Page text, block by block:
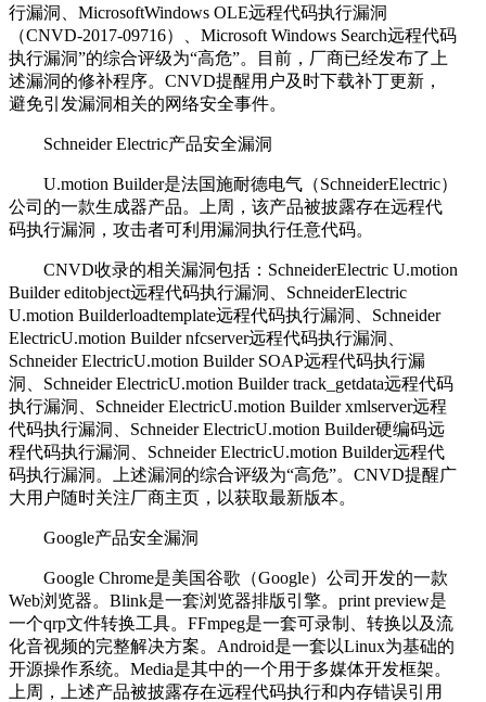
行漏洞、MicrosoftWindows OLE远程代码执行漏洞
（CNVD-2017-09716）、Microsoft Windows Search远程代码
执行漏洞”的综合评级为“高危”。目前，厂商已经发布了上
述漏洞的修补程序。CNVD提醒用户及时下载补丁更新，
避免引发漏洞相关的网络安全事件。
Schneider Electric产品安全漏洞
U.motion Builder是法国施耐德电气（SchneiderElectric）
公司的一款生成器产品。上周，该产品被披露存在远程代
码执行漏洞，攻击者可利用漏洞执行任意代码。
CNVD收录的相关漏洞包括：SchneiderElectric U.motion
Builder editobject远程代码执行漏洞、SchneiderElectric
U.motion Builderloadtemplate远程代码执行漏洞、Schneider
ElectricU.motion Builder nfcserver远程代码执行漏洞、
Schneider ElectricU.motion Builder SOAP远程代码执行漏
洞、Schneider ElectricU.motion Builder track_getdata远程代码
执行漏洞、Schneider ElectricU.motion Builder xmlserver远程
代码执行漏洞、Schneider ElectricU.motion Builder硬编码远
程代码执行漏洞、Schneider ElectricU.motion Builder远程代
码执行漏洞。上述漏洞的综合评级为“高危”。CNVD提醒广
大用户随时关注厂商主页，以获取最新版本。
Google产品安全漏洞
Google Chrome是美国谷歌（Google）公司开发的一款
Web浏览器。Blink是一套浏览器排版引擎。print preview是
一个qrp文件转换工具。FFmpeg是一套可录制、转换以及流
化音视频的完整解决方案。Android是一套以Linux为基础的
开源操作系统。Media是其中的一个用于多媒体开发框架。
上周，上述产品被披露存在远程代码执行和内存错误引用